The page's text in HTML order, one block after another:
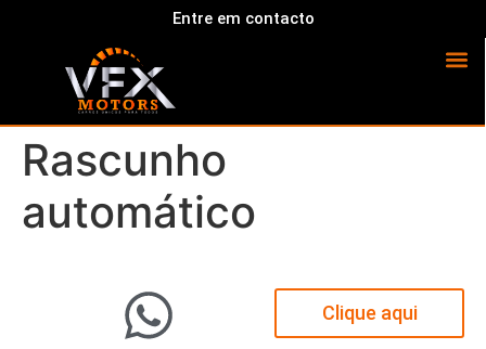
Entre em contacto
Rascunho
automático
Clique aqui